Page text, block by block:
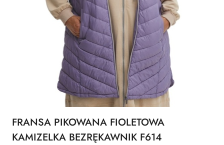
FRANSA PIKOWANA FIOLETOWA
KAMIZELKA BEZRĘKAWNIK F614